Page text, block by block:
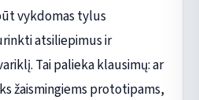
vykdomas tylus
atsiliepimus ir
Tai palieka klausimų: ar
žaismingiems prototipams,